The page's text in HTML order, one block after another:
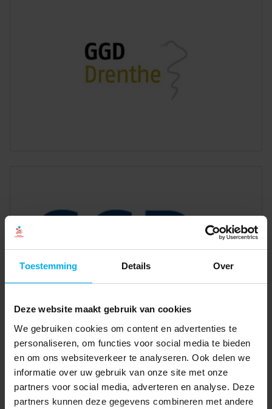
Toestemming Details Over
Deze website maakt gebruik van cookies
We gebruiken cookies om content en advertenties te
personaliseren, om functies voor social media te bieden
en om ons websiteverkeer te analyseren. Ook delen we
informatie over uw gebruik van onze site met onze
partners voor social media, adverteren en analyse. Deze
partners kunnen deze gegevens combineren met andere